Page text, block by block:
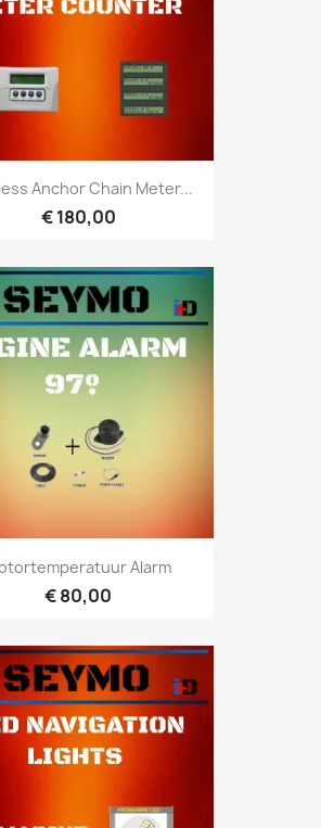
Anchor Chain Meter...
€ 180,00
Alarm
€ 80,00